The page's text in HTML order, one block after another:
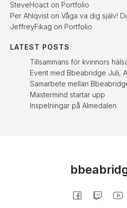
SteveHoact on Portfolio
Per Ahlqvist on Våga va dig själv!
JeffreyFikag on Portfolio
LATEST POSTS
Tillsammans för kvinnors
Event med Bbeabridge Juli,
Samarbete mellan
Mastermind startar upp
Inspelningar på Almedalen